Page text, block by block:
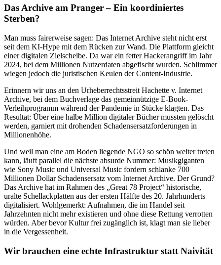
Das Archive am Pranger – Ein koordiniertes
Sterben?
Man muss fairerweise sagen: Das Internet Archive steht nicht erst
seit dem KI-Hype mit dem Rücken zur Wand. Die Plattform gleicht
einer digitalen Zielscheibe. Da war ein fetter Hackerangriff im Jahr
2024, bei dem Millionen Nutzerdaten abgefischt wurden. Schlimmer
wiegen jedoch die juristischen Keulen der Content-Industrie.
Erinnern wir uns an den Urheberrechtsstreit Hachette v. Internet
Archive, bei dem Buchverlage das gemeinnützige E-Book-
Verleihprogramm während der Pandemie in Stücke klagten. Das
Resultat: Über eine halbe Million digitaler Bücher mussten gelöscht
werden, garniert mit drohenden Schadensersatzforderungen in
Millionenhöhe.
Und weil man eine am Boden liegende NGO so schön weiter treten
kann, läuft parallel die nächste absurde Nummer: Musikgiganten
wie Sony Music und Universal Music fordern schlanke 700
Millionen Dollar Schadensersatz vom Internet Archive. Der Grund?
Das Archive hat im Rahmen des „Great 78 Project“ historische,
uralte Schellackplatten aus der ersten Hälfte des 20. Jahrhunderts
digitalisiert. Wohlgemerkt: Aufnahmen, die im Handel seit
Jahrzehnten nicht mehr existieren und ohne diese Rettung verrotten
würden. Aber bevor Kultur frei zugänglich ist, klagt man sie lieber
in die Vergessenheit.
Wir brauchen eine echte Infrastruktur statt Naivität